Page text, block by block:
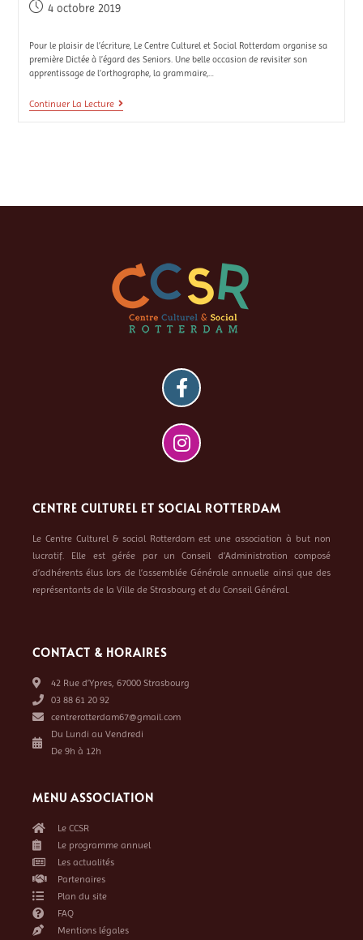
4 octobre 2019
Pour le plaisir de l’écriture, Le Centre Culturel et Social Rotterdam organise sa
première Dictée à l’égard des Seniors. Une belle occasion de revisiter son
apprentissage de l’orthographe, la grammaire,…
Continuer La Lecture
CENTRE CULTUREL ET SOCIAL ROTTERDAM
Le Centre Culturel & social Rotterdam est une association à but non
lucratif. Elle est gérée par un Conseil d’Administration composé
d’adhérents élus lors de l’assemblée Générale annuelle ainsi que des
représentants de la Ville de Strasbourg et du Conseil Général.
CONTACT & HORAIRES
42 Rue d’Ypres, 67000 Strasbourg
03 88 61 20 92
centrerotterdam67@gmail.com
Du Lundi au Vendredi
De 9h à 12h
MENU ASSOCIATION
Le CCSR
Le programme annuel
Les actualités
Partenaires
Plan du site
FAQ
Mentions légales